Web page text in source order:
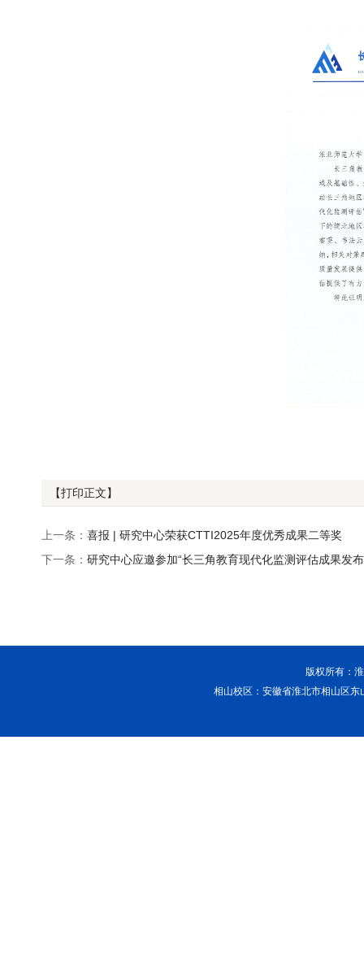
【打印正文】
上一条： 喜报 | 研究中心荣获CTTI2025年度优秀成果二等奖
下一条： 研究中心应邀参加“长三角教育现代化监测评估成果发
版权所有：
相山校区：安徽省淮北市相山区